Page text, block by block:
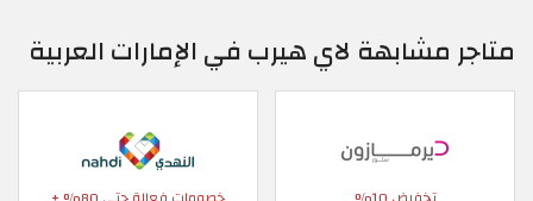
متاجر مشابهة لاي هيرب في الإمارات العربية